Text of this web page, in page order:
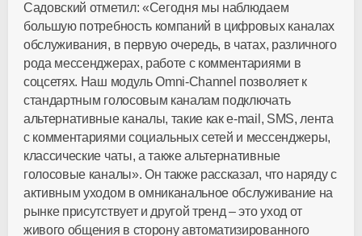
Садовский отметил: «Сегодня мы наблюдаем
большую потребность компаний в цифровых каналах
обслуживания, в первую очередь, в чатах, различного
рода мессенджерах, работе с комментариями в
соцсетях. Наш модуль Omni-Сhannel позволяет к
стандартным голосовым каналам подключать
альтернативные каналы, такие как e-mail, SMS, лента
с комментариями социальных сетей и мессенджеры,
классические чаты, а также альтернативные
голосовые каналы». Он также рассказал, что наряду с
активным уходом в омниканальное обслуживание на
рынке присутствует и другой тренд – это уход от
живого общения в сторону автоматизированного